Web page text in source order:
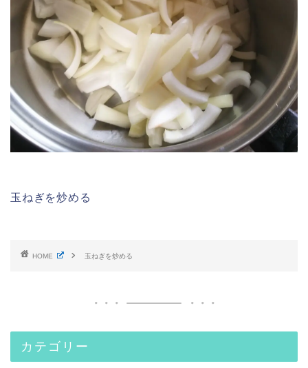
玉ねぎを炒める
HOME 玉ねぎを炒める
カテゴリー